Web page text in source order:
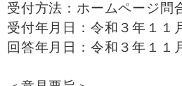
受付方法：ホームページ問
受付年月日：令和３年１１
回答年月日：令和３年１１